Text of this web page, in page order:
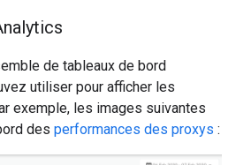
de tableaux de bord
utiliser pour afficher les
exemple, les images suivantes
des performances des proxys :